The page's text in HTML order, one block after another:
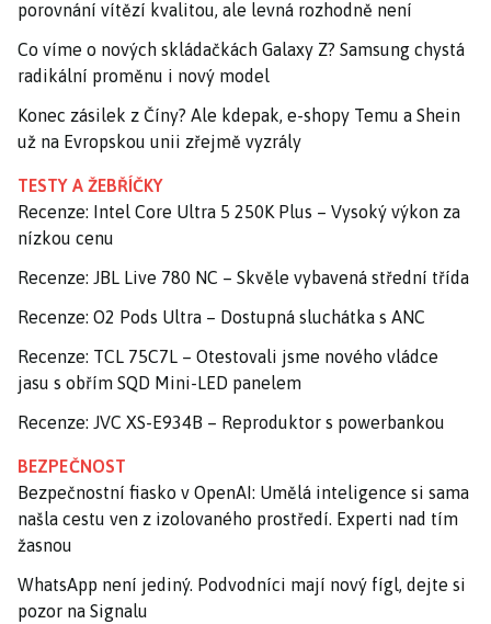
porovnání vítězí kvalitou, ale levná rozhodně není
Co víme o nových skládačkách Galaxy Z? Samsung chystá
radikální proměnu i nový model
Konec zásilek z Číny? Ale kdepak, e-shopy Temu a Shein
už na Evropskou unii zřejmě vyzrály
TESTY A ŽEBŘÍČKY
Recenze: Intel Core Ultra 5 250K Plus – Vysoký výkon za
nízkou cenu
Recenze: JBL Live 780 NC – Skvěle vybavená střední třída
Recenze: O2 Pods Ultra – Dostupná sluchátka s ANC
Recenze: TCL 75C7L – Otestovali jsme nového vládce
jasu s obřím SQD Mini-LED panelem
Recenze: JVC XS-E934B – Reproduktor s powerbankou
BEZPEČNOST
Bezpečnostní fiasko v OpenAI: Umělá inteligence si sama
našla cestu ven z izolovaného prostředí. Experti nad tím
žasnou
WhatsApp není jediný. Podvodníci mají nový fígl, dejte si
pozor na Signalu